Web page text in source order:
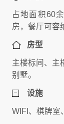
占地面积60
房，餐厅可容
房型
主楼标间、主
别墅。
设施
WIFI、棋牌室